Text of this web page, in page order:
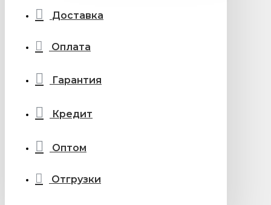
Доставка
Оплата
Гарантия
Кредит
Оптом
Отгрузки